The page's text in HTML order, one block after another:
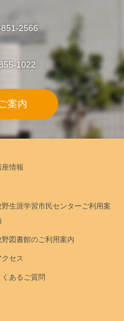
2566
1022
案内
座情報
野生涯学習市民センターご利用案
野図書館のご利用案内
クセス
くあるご質問